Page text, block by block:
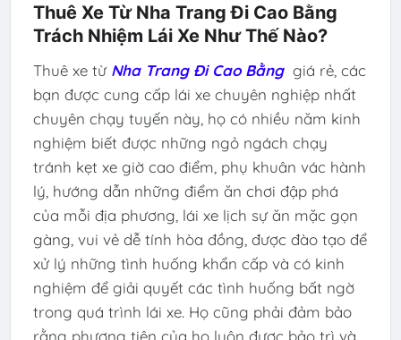
Thuê Xe Từ Nha Trang Đi Cao Bằng
Trách Nhiệm Lái Xe Như Thế Nào?
Thuê xe từ Nha Trang Đi Cao Bằng giá rẻ, các
bạn được cung cấp lái xe chuyên nghiệp nhất
chuyên chạy tuyến này, họ có nhiều năm kinh
nghiệm biết được những ngỏ ngách chạy
tránh kẹt xe giờ cao điểm, phụ khuân vác hành
lý, hướng dẫn những điểm ăn chơi đập phá
của mỗi địa phương, lái xe lịch sự ăn mặc gọn
gàng, vui vẻ dễ tính hòa đồng, được đào tạo để
xử lý những tình huống khẩn cấp và có kinh
nghiệm để giải quyết các tình huống bất ngờ
trong quá trình lái xe. Họ cũng phải đảm bảo
rằng phương tiện của họ luôn được bảo trì và